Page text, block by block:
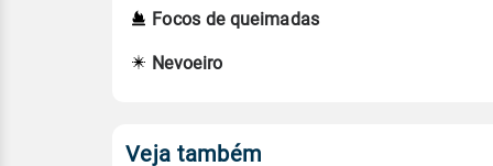
Focos de queimadas
Nevoeiro
Veja também